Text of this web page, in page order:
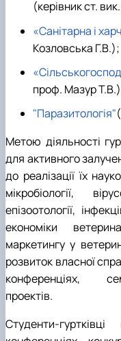
(керівник ст.
«Санітарна і
Козловська Г.В.);
проф. Мазур
"Паразитологія"
Метою діяльності
для активного
до реалізації їх
мікробіології,
епізоотології,
економіки
маркетингу у
розвиток власної
конференціях,
проектів.
Студенти-